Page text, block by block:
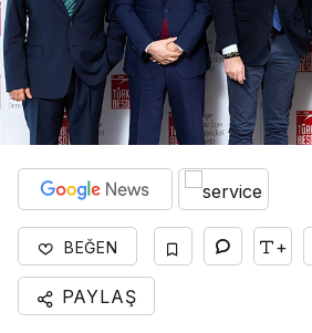
BEĞEN +
PAYLAŞ